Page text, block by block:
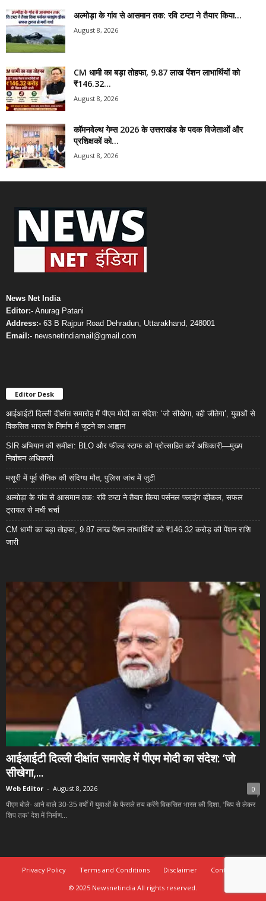
अल्मोड़ा के गांव से आसमान तक: रवि टम्टा ने तैयार किया...
August 8, 2026
CM धामी का बड़ा तोहफा, 9.87 लाख पेंशन लाभार्थियों को
₹146.32...
August 8, 2026
कॉमनवेल्थ गेम्स 2026 के उत्तराखंड के पदक विजेताओं और
प्रशिक्षकों को...
August 8, 2026
News Net India
Editor:- Anurag Patani
Address:- 63 B Rajpur Road Dehradun, Uttarakhand, 248001
Email:- newsnetindiamail@gmail.com
Editor Desk
आईआईटी दिल्ली दीक्षांत समारोह में पीएम मोदी का संदेश: ‘जो सीखेगा, वही जीतेगा’, युवाओं से
विकसित भारत के निर्माण में जुटने का आह्वान
SIR अभियान की समीक्षा: BLO और फील्ड स्टाफ को प्रोत्साहित करें अधिकारी—मुख्य
निर्वाचन अधिकारी
मसूरी में पूर्व सैनिक की संदिग्ध मौत, पुलिस जांच में जुटी
अल्मोड़ा के गांव से आसमान तक: रवि टम्टा ने तैयार किया पर्सनल फ्लाइंग व्हीकल, सफल
ट्रायल से मची चर्चा
CM धामी का बड़ा तोहफा, 9.87 लाख पेंशन लाभार्थियों को ₹146.32 करोड़ की पेंशन राशि
जारी
आईआईटी दिल्ली दीक्षांत समारोह में पीएम मोदी का संदेश: ‘जो
सीखेगा,...
Web Editor - August 8, 2026 0
पीएम बोले- आने वाले 30-35 वर्षों में युवाओं के फैसले तय करेंगे विकसित भारत की दिशा, ‘चिप से लेकर
शिप तक’ देश में निर्माण...
Privacy Policy Terms and Conditions Disclaimer
Contact Us
© 2025 Newsnetindia All rights reserved.